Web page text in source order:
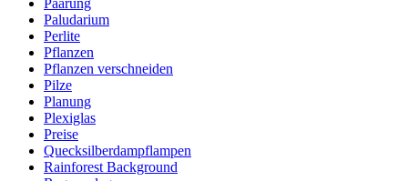
Paludarium
Perlite
Pflanzen
Pflanzen verschneiden
Pilze
Planung
Plexiglas
Preise
Quecksilberdampflampen
Rainforest Background